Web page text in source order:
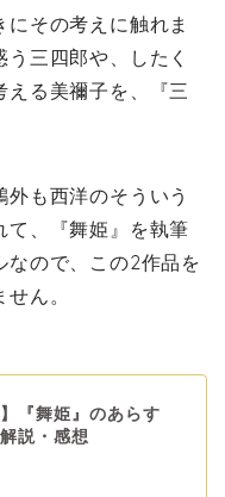
その考えに触れま
三四郎や、したく
える美禰子を、『三
も西洋のそういう
て、『舞姫』を執筆
なので、この2作品を
ん。
】『舞姫』のあらす
説・感想